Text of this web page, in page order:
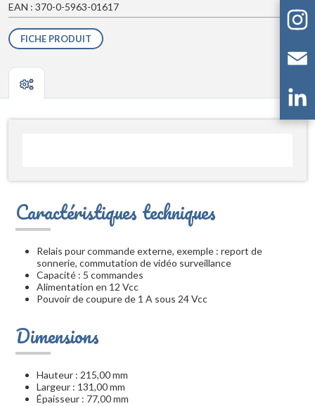
EAN : 370-0-5963-01617
FICHE PRODUIT
Caractéristiques techniques
Relais pour commande externe, exemple : report de
sonnerie, commutation de vidéo surveillance
Capacité : 5 commandes
Alimentation en 12 Vcc
Pouvoir de coupure de 1 A sous 24 Vcc
Dimensions
Hauteur : 215,00 mm
Largeur : 131,00 mm
Épaisseur : 77,00 mm